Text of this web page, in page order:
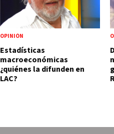
OPINIÓN
Estadísticas
macroeconómicas
¿quiénes la difunden en
LAC?